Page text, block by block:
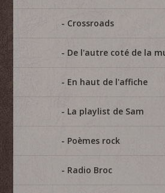
Crossroads
De l'autre coté de la
En haut de l'affiche
La playlist de Sam
Poèmes rock
Radio Broc